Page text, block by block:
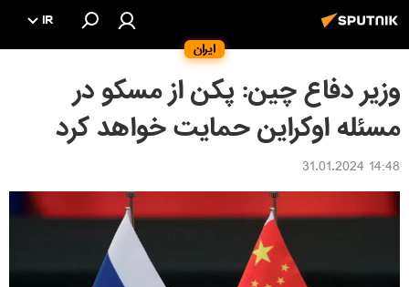
ایران
IR
وزیر دفاع چین: پکن از مسکو در
مسئله اوکراین حمایت خواهد کرد
14:48 31.01.2024